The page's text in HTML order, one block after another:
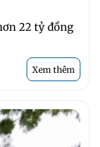
22 tỷ đồng
Xem thêm